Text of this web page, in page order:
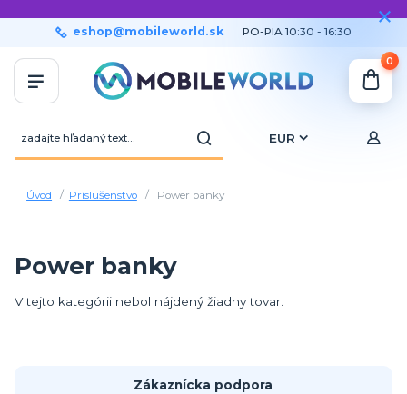
EUR
eshop@mobileworld.sk PO-PIA 10:30 - 16:30
0
Úvod Príslušenstvo Power banky
Power banky
V tejto kategórii nebol nájdený žiadny tovar.
Zákaznícka podpora